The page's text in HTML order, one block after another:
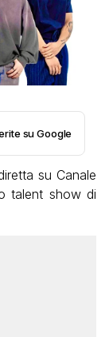
su Google
su Canale
talent show di